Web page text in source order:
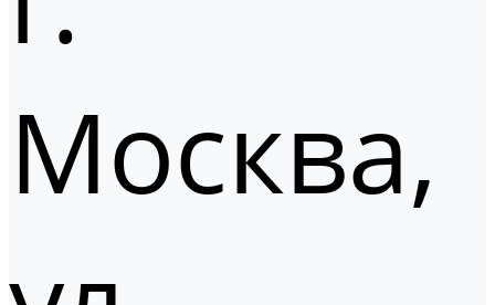
Москва,